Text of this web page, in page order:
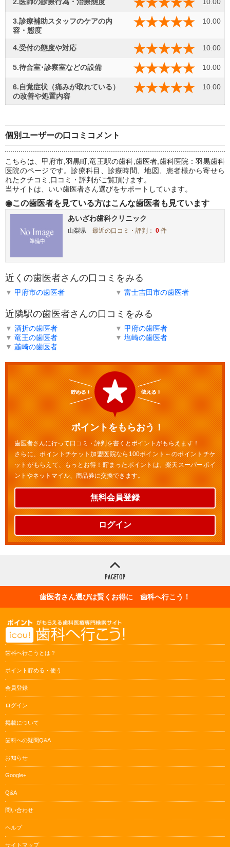
3.診療補助スタッフのケアの内
容・態度
10.00
4.受付の態度や対応 10.00
5.待合室･診察室などの設備 10.00
6.自覚症状（痛みが取れている）
の改善や処置内容
10.00
個別ユーザーの口コミコメント
こちらは、甲府市,羽黒町,竜王駅の歯科,歯医者,歯科医院：羽黒歯科
医院のページです。診療科目、診療時間、地図、患者様から寄せら
れたクチコミ,口コミ・評判がご覧頂けます。
当サイトは、いい歯医者さん選びをサポートしています。
◉この歯医者を見ている方はこんな歯医者も見ています
あいざわ歯科クリニック
山梨県 最近の口コミ・評判：0 件
近くの歯医者さんの口コミをみる
▼ 甲府市の歯医者 ▼ 富士吉田市の歯医者
近隣駅の歯医者さんの口コミをみる
▼ 酒折の歯医者 ▼ 甲府の歯医者
▼ 竜王の歯医者 ▼ 塩崎の歯医者
▼ 韮崎の歯医者
ポイントをもらおう！
歯医者さんに行って口コミ・評判を書くとポイントがもらえます！
さらに、ポイントチケット加盟医院なら100ポイント～のポイントチケ
ットがもらえて、もっとお得！貯まったポイントは、楽天スーパーポイ
ントやネットマイル、商品券に交換できます。
無料会員登録
ログイン
歯医者さん選びは賢くお得に 歯科へ行こう！
歯科へ行こうとは？
ポイント貯める・使う
会員登録
ログイン
掲載について
歯科への疑問Q&A
お知らせ
Google+
Q&A
問い合わせ
ヘルプ
サイトマップ